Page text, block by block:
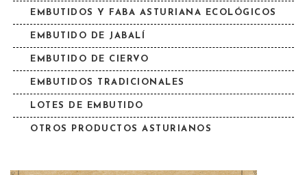
EMBUTIDOS Y FABA ASTURIANA ECOLÓGICOS
EMBUTIDO DE JABALÍ
EMBUTIDO DE CIERVO
EMBUTIDOS TRADICIONALES
LOTES DE EMBUTIDO
OTROS PRODUCTOS ASTURIANOS